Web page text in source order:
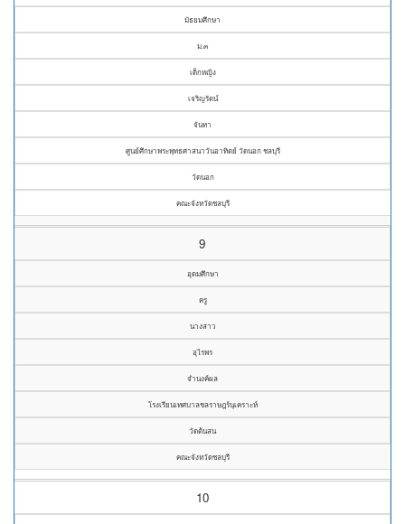
มัธยมศึกษา
ม.๓
เด็กหญิง
เจริญรัตน์
จันทา
ศูนย์ศึกษาพระพุทธศาสนาวันอาทิตย์ วัดนอก ชลบุรี
วัดนอก
คณะจังหวัดชลบุรี
9
อุดมศึกษา
ครู
นางสาว
อุไรพร
จำนงค์ผล
โรงเรียนเทศบาลชลราษฎร์นุเคราะห์
วัดต้นสน
คณะจังหวัดชลบุรี
10